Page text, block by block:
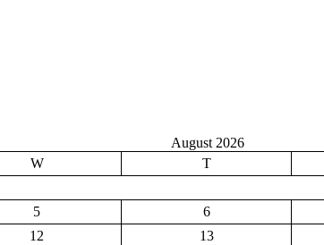
August 2026
W T
5 6
12 13